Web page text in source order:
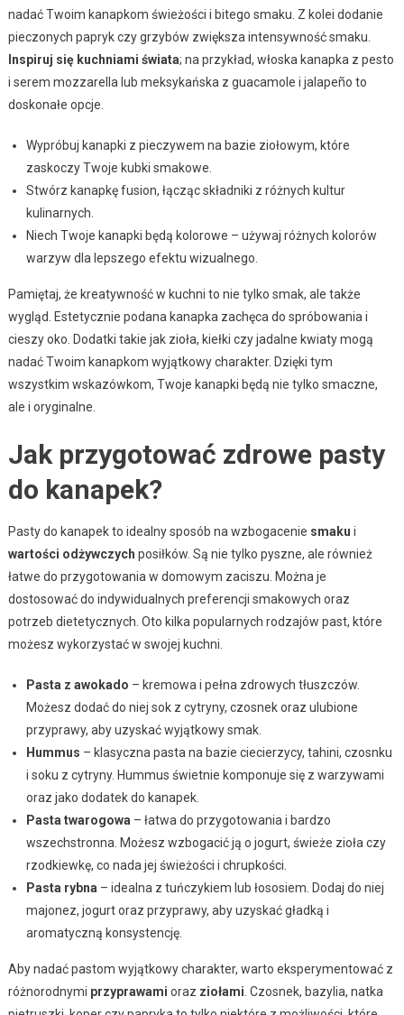
nadać Twoim kanapkom świeżości i bitego smaku. Z kolei dodanie
pieczonych papryk czy grzybów zwiększa intensywność smaku.
Inspiruj się kuchniami świata; na przykład, włoska kanapka z pesto
i serem mozzarella lub meksykańska z guacamole i jalapeño to
doskonałe opcje.
Wypróbuj kanapki z pieczywem na bazie ziołowym, które
zaskoczy Twoje kubki smakowe.
Stwórz kanapkę fusion, łącząc składniki z różnych kultur
kulinarnych.
Niech Twoje kanapki będą kolorowe – używaj różnych kolorów
warzyw dla lepszego efektu wizualnego.
Pamiętaj, że kreatywność w kuchni to nie tylko smak, ale także
wygląd. Estetycznie podana kanapka zachęca do spróbowania i
cieszy oko. Dodatki takie jak zioła, kiełki czy jadalne kwiaty mogą
nadać Twoim kanapkom wyjątkowy charakter. Dzięki tym
wszystkim wskazówkom, Twoje kanapki będą nie tylko smaczne,
ale i oryginalne.
Jak przygotować zdrowe pasty
do kanapek?
Pasty do kanapek to idealny sposób na wzbogacenie smaku i
wartości odżywczych posiłków. Są nie tylko pyszne, ale również
łatwe do przygotowania w domowym zaciszu. Można je
dostosować do indywidualnych preferencji smakowych oraz
potrzeb dietetycznych. Oto kilka popularnych rodzajów past, które
możesz wykorzystać w swojej kuchni.
Pasta z awokado – kremowa i pełna zdrowych tłuszczów.
Możesz dodać do niej sok z cytryny, czosnek oraz ulubione
przyprawy, aby uzyskać wyjątkowy smak.
Hummus – klasyczna pasta na bazie ciecierzycy, tahini, czosnku
i soku z cytryny. Hummus świetnie komponuje się z warzywami
oraz jako dodatek do kanapek.
Pasta twarogowa – łatwa do przygotowania i bardzo
wszechstronna. Możesz wzbogacić ją o jogurt, świeże zioła czy
rzodkiewkę, co nada jej świeżości i chrupkości.
Pasta rybna – idealna z tuńczykiem lub łososiem. Dodaj do niej
majonez, jogurt oraz przyprawy, aby uzyskać gładką i
aromatyczną konsystencję.
Aby nadać pastom wyjątkowy charakter, warto eksperymentować z
różnorodnymi przyprawami oraz ziołami . Czosnek, bazylia, natka